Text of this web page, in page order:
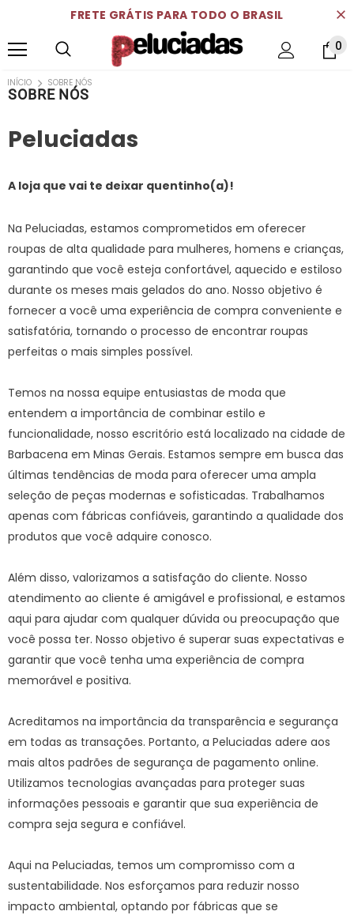
FRETE GRÁTIS PARA TODO O BRASIL
0
INÍCIO SOBRE NÓS
SOBRE NÓS
Peluciadas
A loja que vai te deixar quentinho(a)!
Na Peluciadas, estamos comprometidos em oferecer
roupas de alta qualidade para mulheres, homens e crianças,
garantindo que você esteja confortável, aquecido e estiloso
durante os meses mais gelados do ano. Nosso objetivo é
fornecer a você uma experiência de compra conveniente e
satisfatória, tornando o processo de encontrar roupas
perfeitas o mais simples possível.
Temos na nossa equipe entusiastas de moda que
entendem a importância de combinar estilo e
funcionalidade, nosso escritório está localizado na cidade de
Barbacena em Minas Gerais. Estamos sempre em busca das
últimas tendências de moda para oferecer uma ampla
seleção de peças modernas e sofisticadas. Trabalhamos
apenas com fábricas confiáveis, garantindo a qualidade dos
produtos que você adquire conosco.
Além disso, valorizamos a satisfação do cliente. Nosso
atendimento ao cliente é amigável e profissional, e estamos
aqui para ajudar com qualquer dúvida ou preocupação que
você possa ter. Nosso objetivo é superar suas expectativas e
garantir que você tenha uma experiência de compra
memorável e positiva.
Acreditamos na importância da transparência e segurança
em todas as transações. Portanto, a Peluciadas adere aos
mais altos padrões de segurança de pagamento online.
Utilizamos tecnologias avançadas para proteger suas
informações pessoais e garantir que sua experiência de
compra seja segura e confiável.
Aqui na Peluciadas, temos um compromisso com a
sustentabilidade. Nos esforçamos para reduzir nosso
impacto ambiental, optando por fábricas que se